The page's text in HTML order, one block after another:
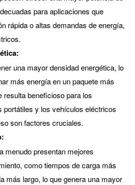
para aplicaciones que
rápida o altas demandas de energía,
una mayor densidad energética, lo
más energía en un paquete más
resulta beneficioso para los
portátiles y los vehículos eléctricos
son factores cruciales.
menudo presentan mejores
como tiempos de carga más
más largo, lo que genera una mayor